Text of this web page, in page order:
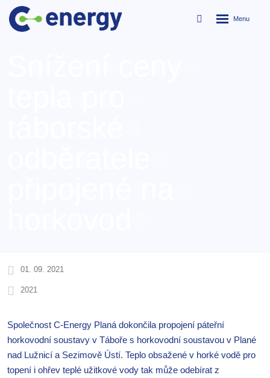
Vyhledávání
Rozbalení
01. 09. 2021
2021
Společnost C-Energy Planá dokončila propojení páteřní
horkovodní soustavy v Táboře s horkovodní soustavou v Plané
nad Lužnicí a Sezimově Ústí. Teplo obsažené v horké vodě pro
topení i ohřev teplé užitkové vody tak může odebírat z